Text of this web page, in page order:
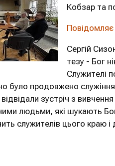
Кобзар та
Сергій
тезу - Бог
Служителі
було продовжено
зустріч з
людьми, які шукають
служителів цього краю